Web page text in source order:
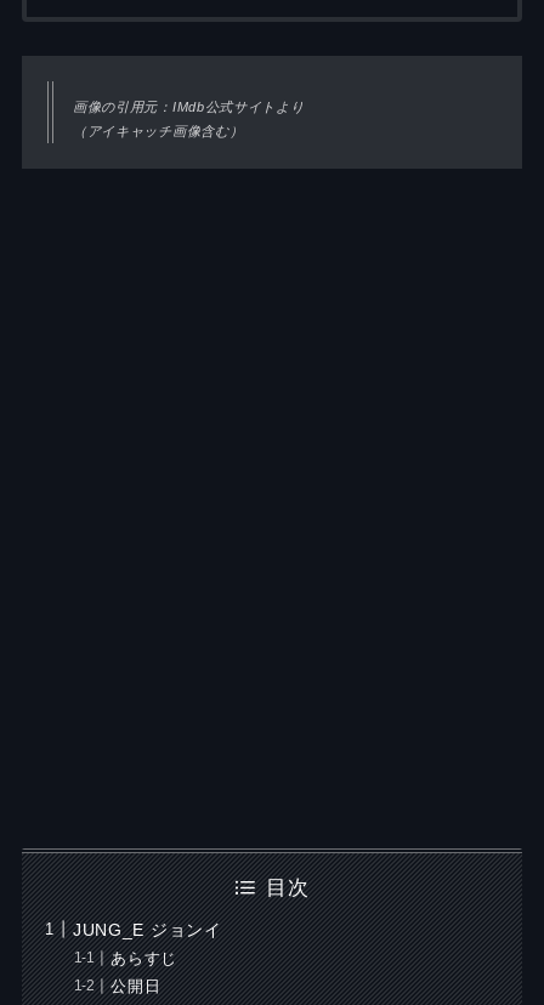
画像の引用元：IMdb公式サイトより
（アイキャッチ画像含む）
目次
JUNG_E ジョンイ
あらすじ
公開日